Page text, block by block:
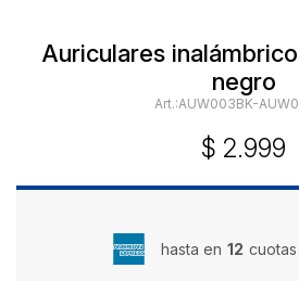
Auriculares
negro
AUW003BK-
$ 2.999
hasta en 12